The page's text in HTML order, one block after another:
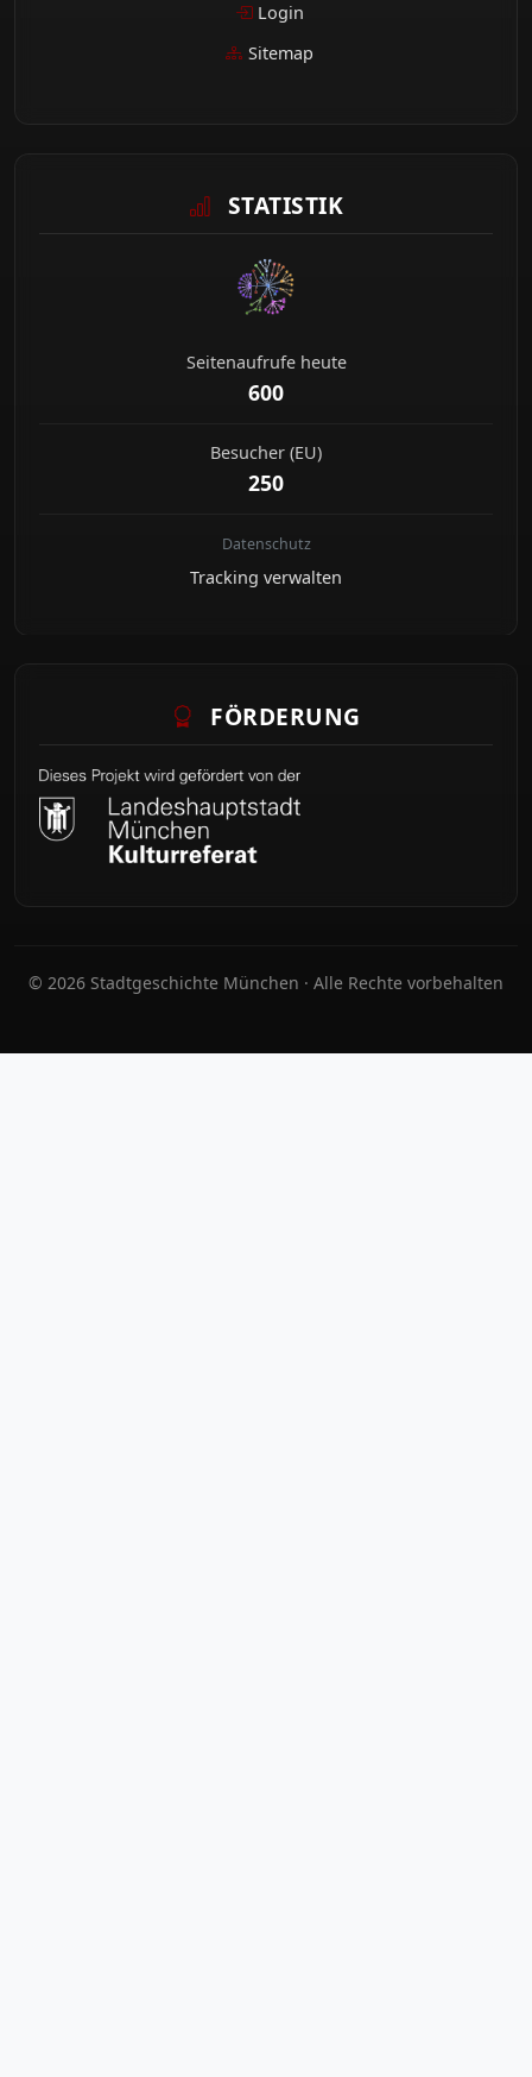
Login
Sitemap
STATISTIK
Seitenaufrufe heute
600
Besucher (EU)
250
Datenschutz
Tracking verwalten
FÖRDERUNG
© 2026 Stadtgeschichte München · Alle Rechte vorbehalten